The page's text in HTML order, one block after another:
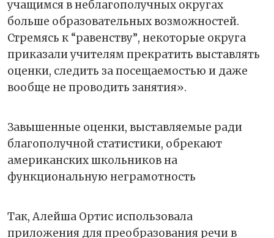
учащимся в неблагополучных округах
больше образовательных возможностей.
Стремясь к “равенству”, некоторые округа
приказали учителям прекратить выставлять
оценки, следить за посещаемостью и даже
вообще не проводить занятия».
Завышенные оценки, выставляемые ради
благополучной статистики, обрекают
американских школьников на
функциональную неграмотность
Так, Алейша Ортис использовала
приложения для преобразования речи в